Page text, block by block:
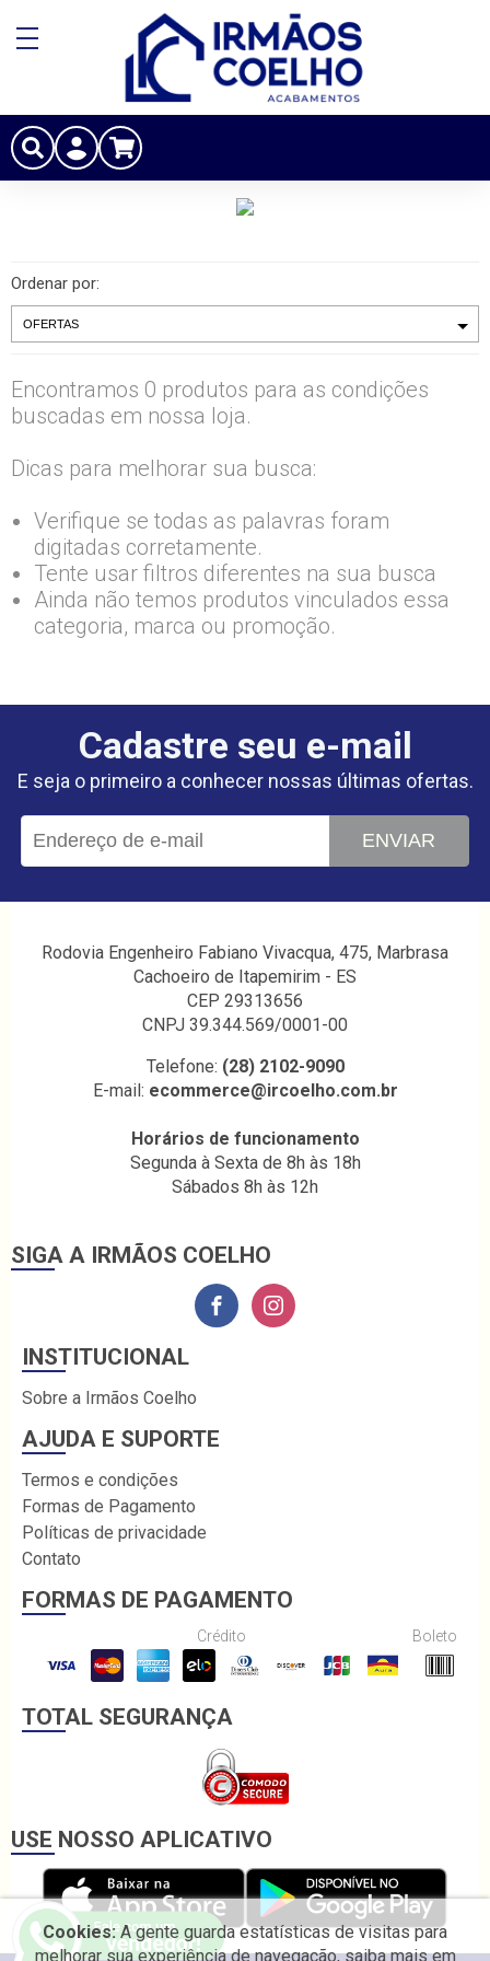
Ordenar por:
Encontramos 0 produtos para as condições
buscadas em nossa loja.
Dicas para melhorar sua busca:
Verifique se todas as palavras foram
digitadas corretamente.
Tente usar filtros diferentes na sua busca
Ainda não temos produtos vinculados essa
categoria, marca ou promoção.
Cadastre seu e-mail
E seja o primeiro a conhecer nossas últimas ofertas.
ENVIAR
Rodovia Engenheiro Fabiano Vivacqua, 475, Marbrasa
Cachoeiro de Itapemirim - ES
CEP 29313656
CNPJ 39.344.569/0001-00
Telefone: (28) 2102-9090
E-mail: ecommerce@ircoelho.com.br
Horários de funcionamento
Segunda à Sexta de 8h às 18h
Sábados 8h às 12h
SIGA A IRMÃOS COELHO
INSTITUCIONAL
Sobre a Irmãos Coelho
AJUDA E SUPORTE
Termos e condições
Formas de Pagamento
Políticas de privacidade
Contato
FORMAS DE PAGAMENTO
Crédito Boleto
TOTAL SEGURANÇA
USE NOSSO APLICATIVO
Cookies:A gente guarda estatísticas de visitas para
melhorar sua experiência de navegação, saiba mais em